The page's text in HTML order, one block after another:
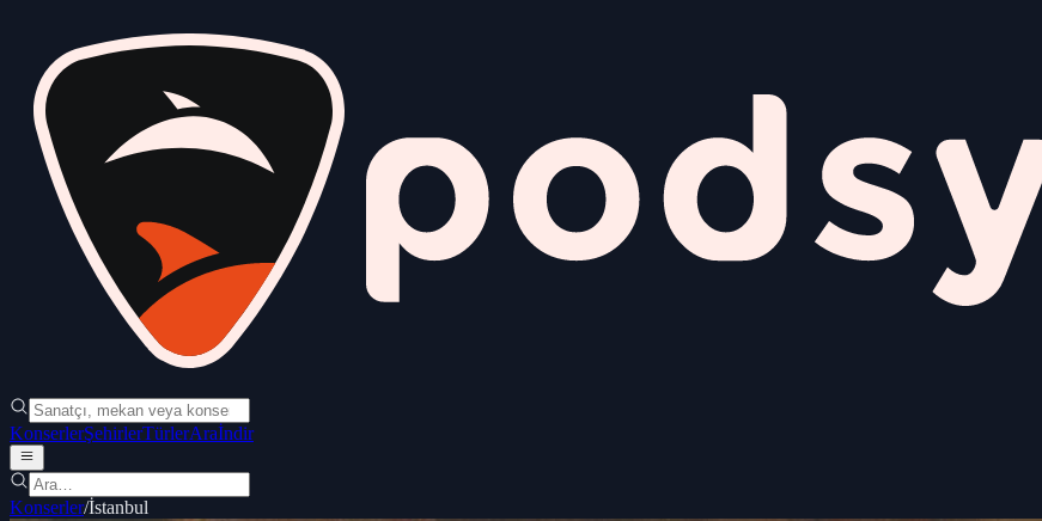
KonserlerŞehirlerTürlerAraİndir
Konserler/İstanbul